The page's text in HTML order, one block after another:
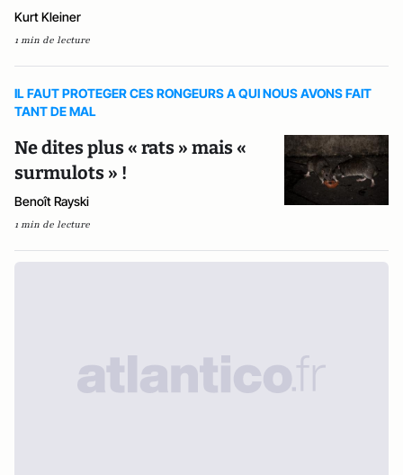
Kurt Kleiner
1 min de lecture
IL FAUT PROTEGER CES RONGEURS A QUI NOUS AVONS FAIT
TANT DE MAL
Ne dites plus « rats » mais «
surmulots » !
Benoît Rayski
1 min de lecture